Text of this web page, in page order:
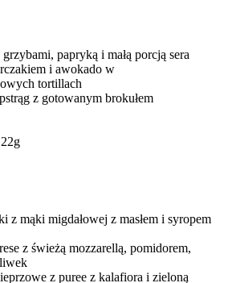
papryką i małą porcją sera
i awokado w
tortillach
z gotowanym brokułem
22g
z mąki migdałowej z masłem i syropem
z świeżą mozzarellą, pomidorem,
z puree z kalafiora i zieloną